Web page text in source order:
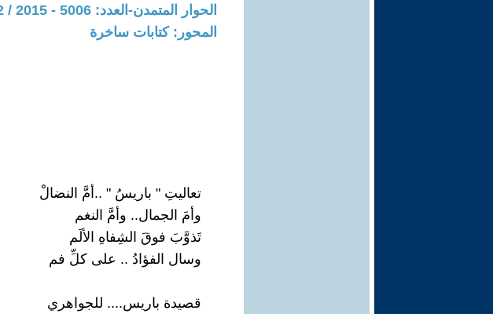
الحوار المتمدن-العدد: 5006 - 2015 / 12 / 6 - 07:29
المحور: كتابات ساخرة
تعاليتِ " باريسُ " ..أمَّ النضالْ
وأمَ الجمال.. وأمَّ النغم
تَذوَّبَ فوقَ الشِفاهِ الألَم
وسال الفؤادُ .. على كلِّ فم
قصيدة باريس.... للجواهري